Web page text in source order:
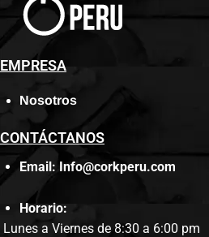
EMPRESA
Nosotros
CONTÁCTANOS
Email: Info@corkperu.com
Horario:
Lunes a Viernes de 8:30 a 6:00 pm